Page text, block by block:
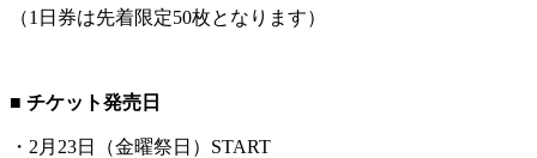
（1日券は先着限定50枚となります）
■ チケット発売日
・2月23日（金曜祭日）START